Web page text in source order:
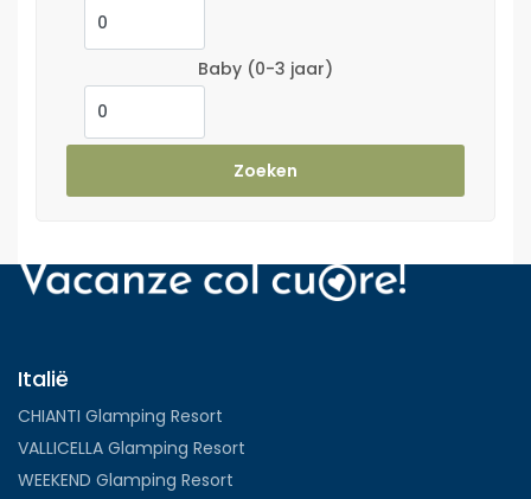
Baby (0-3 jaar)
Zoeken
Italië
CHIANTI Glamping Resort
VALLICELLA Glamping Resort
WEEKEND Glamping Resort